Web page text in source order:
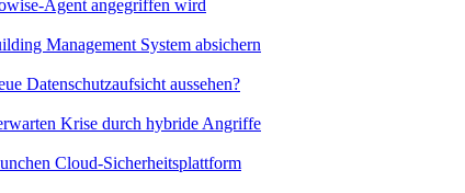
Agent angegriffen wird
Management System absichern
Datenschutzaufsicht aussehen?
Krise durch hybride Angriffe
Cloud-Sicherheitsplattform